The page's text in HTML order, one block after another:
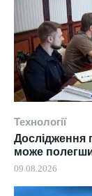
Технології
Дослідження
може
09.08.2026